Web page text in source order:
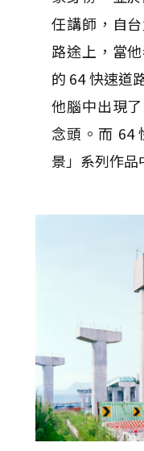
任講師，自
路途上，當
的 64 快速道
他腦中出現
念頭。而 64
景」系列作品